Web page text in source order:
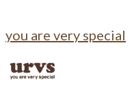
you are very special